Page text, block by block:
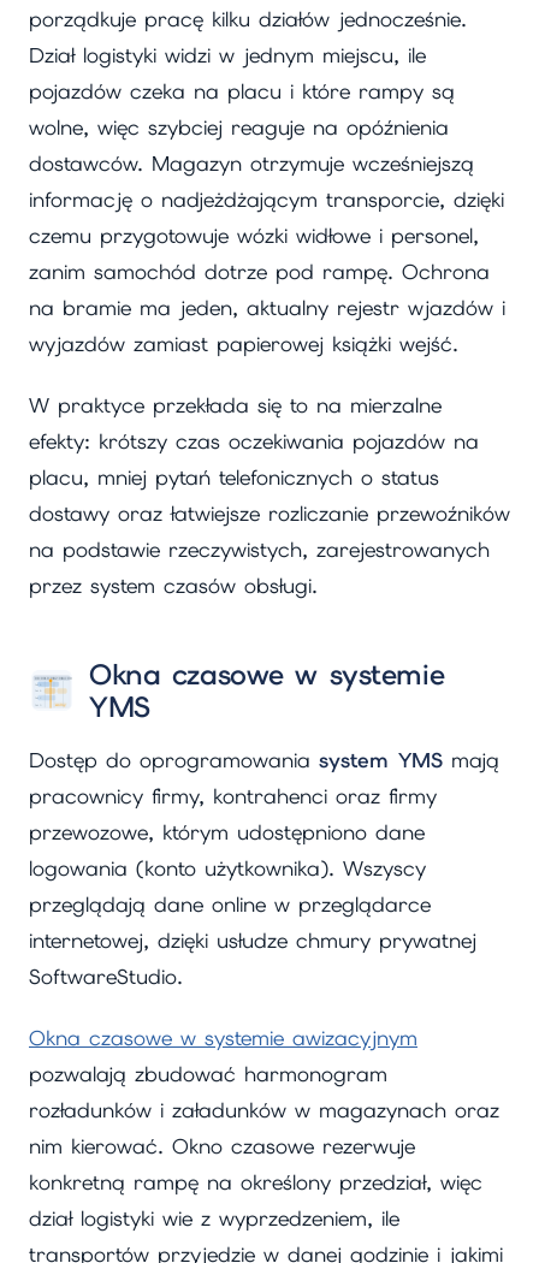
porządkuje pracę kilku działów jednocześnie.
Dział logistyki widzi w jednym miejscu, ile
pojazdów czeka na placu i które rampy są
wolne, więc szybciej reaguje na opóźnienia
dostawców. Magazyn otrzymuje wcześniejszą
informację o nadjeżdżającym transporcie, dzięki
czemu przygotowuje wózki widłowe i personel,
zanim samochód dotrze pod rampę. Ochrona
na bramie ma jeden, aktualny rejestr wjazdów i
wyjazdów zamiast papierowej książki wejść.
W praktyce przekłada się to na mierzalne
efekty: krótszy czas oczekiwania pojazdów na
placu, mniej pytań telefonicznych o status
dostawy oraz łatwiejsze rozliczanie przewoźników
na podstawie rzeczywistych, zarejestrowanych
przez system czasów obsługi.
Okna czasowe w systemie
YMS
Dostęp do oprogramowania system YMS mają
pracownicy firmy, kontrahenci oraz firmy
przewozowe, którym udostępniono dane
logowania (konto użytkownika). Wszyscy
przeglądają dane online w przeglądarce
internetowej, dzięki usłudze chmury prywatnej
SoftwareStudio.
Okna czasowe w systemie awizacyjnym
pozwalają zbudować harmonogram
rozładunków i załadunków w magazynach oraz
nim kierować. Okno czasowe rezerwuje
konkretną rampę na określony przedział, więc
dział logistyki wie z wyprzedzeniem, ile
transportów przyjedzie w danej godzinie i jakimi